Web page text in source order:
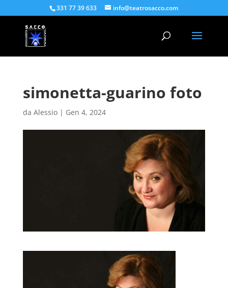
331 77 39 633 info@teatrosacco.com
simonetta-guarino foto
da Alessio| Gen 4, 2024